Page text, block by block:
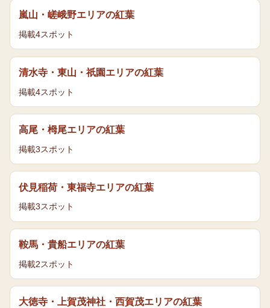
嵐山・嵯峨野エリアの紅葉
掲載4スポット
清水寺・東山・祇園エリアの紅葉
掲載4スポット
高尾・栂尾エリアの紅葉
掲載3スポット
伏見稲荷・東福寺エリアの紅葉
掲載3スポット
鞍馬・貴船エリアの紅葉
掲載2スポット
大徳寺・上賀茂神社・西賀茂エリアの紅葉